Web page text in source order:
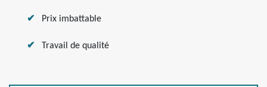
Prix imbattable
Travail de qualité